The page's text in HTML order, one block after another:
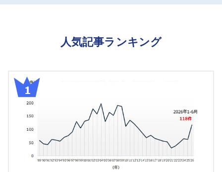
人気記事ランキング